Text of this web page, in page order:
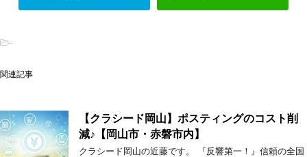
-
関連記事
【クラシード岡山】ポスティングのコスト削
減♪【岡山市・赤磐市内】
クラシード岡山の近藤です。 『反響第一！』信頼の全国